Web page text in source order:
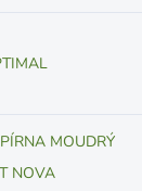
MOUDRÝ
NOVA